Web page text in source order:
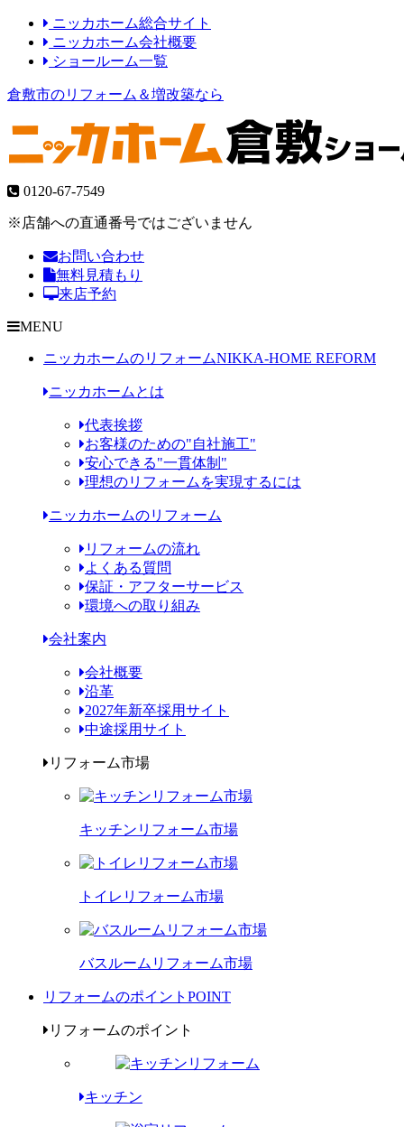
ニッカホーム総合サイト
ニッカホーム会社概要
ショールーム一覧
倉敷市のリフォーム＆増改築なら
0120-67-7549
※店舗への直通番号ではございません
お問い合わせ
無料見積もり
来店予約
MENU
ニッカホームのリフォームNIKKA-HOME REFORM
ニッカホームとは
代表挨拶
お客様のための"自社施工"
安心できる"一貫体制"
理想のリフォームを実現するには
ニッカホームのリフォーム
リフォームの流れ
よくある質問
保証・アフターサービス
環境への取り組み
会社案内
会社概要
沿革
2027年新卒採用サイト
中途採用サイト
リフォーム市場
キッチンリフォーム市場
トイレリフォーム市場
バスルームリフォーム市場
リフォームのポイント POINT
リフォームのポイント
キッチン